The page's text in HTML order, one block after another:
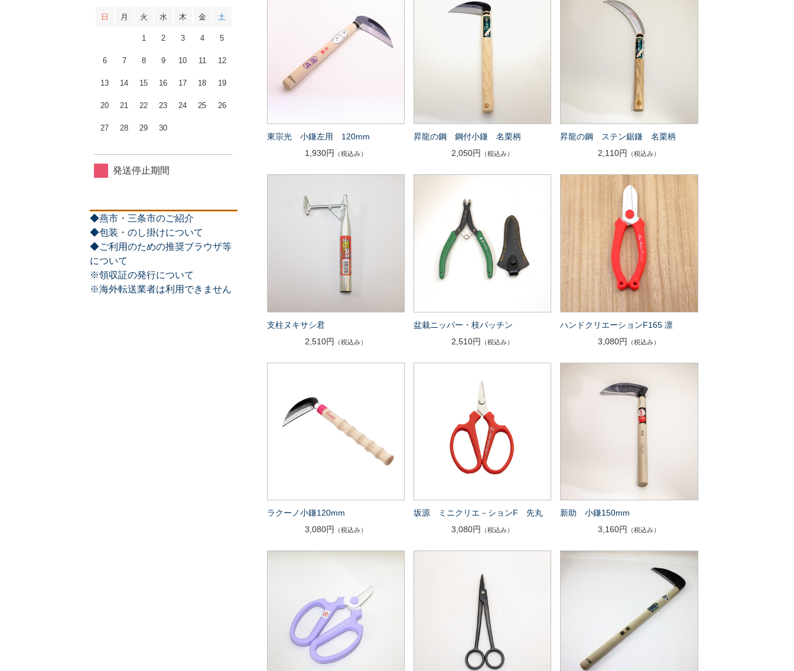
東宗光 小鎌左用 120mm
1,930円
（税込み）
昇龍の鋼 鋼付小鎌 名栗柄
2,050円
（税込み）
昇龍の鋼 ステン鋸鎌 名栗柄
2,110円
（税込み）
支柱ヌキサシ君
2,510円
（税込み）
盆栽ニッパー・枝パッチン
2,510円
（税込み）
ハンドクリエーションF165 凛
3,080円
（税込み）
ラクーノ小鎌120mm
3,080円
（税込み）
坂源 ミニクリエ－ションF 先丸
3,080円
（税込み）
新助 小鎌150mm
3,160円
（税込み）
日 月 火 水 木 金 土
1 2 3 4 5
6 7 8 9 10 11 12
13 14 15 16 17 18 19
20 21 22 23 24 25 26
27 28 29 30
発送停止期間
◆燕市・三条市のご紹介
◆包装・のし掛けについて
◆ご利用のための推奨ブラウザ等
について
※領収証の発行について
※海外転送業者は利用できません